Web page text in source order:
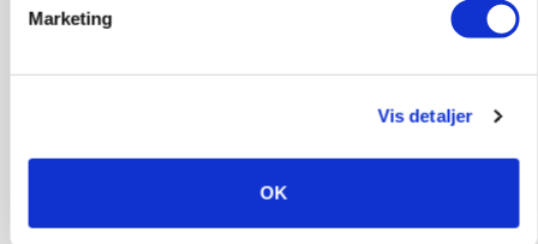
Marketing
Vis detaljer
OK